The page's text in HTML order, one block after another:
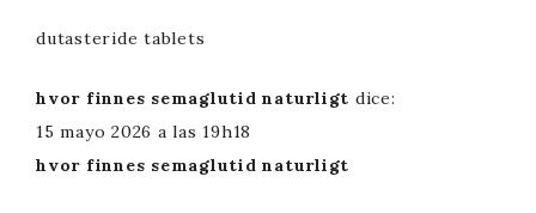
dutasteride tablets
hvor finnes semaglutid naturligt dice:
15 mayo 2026 a las 19h18
hvor finnes semaglutid naturligt